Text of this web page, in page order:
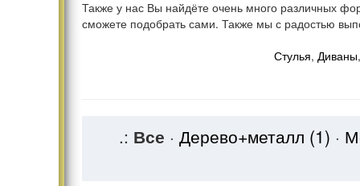
Также у нас Вы найдёте очень много различных
сможете подобрать сами. Также мы с радостью
Стулья, Диваны
.: Все · Дерево+металл (1) ·